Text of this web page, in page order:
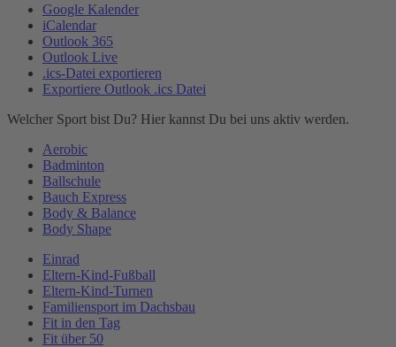
Google Kalender
iCalendar
Outlook 365
Outlook Live
.ics-Datei exportieren
Exportiere Outlook .ics Datei
Welcher Sport bist Du? Hier kannst Du bei uns aktiv werden.
Aerobic
Badminton
Ballschule
Bauch Express
Body & Balance
Body Shape
Einrad
Eltern-Kind-Fußball
Eltern-Kind-Turnen
Familiensport im Dachsbau
Fit in den Tag
Fit über 50